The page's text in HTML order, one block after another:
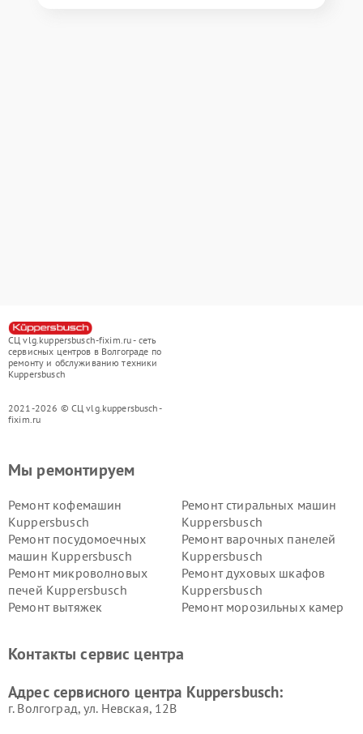
СЦ vlg.kuppersbusch-fixim.ru - сеть
сервисных центров в Волгограде по
ремонту и обслуживанию техники
Kuppersbusch
2021-2026 © СЦ vlg.kuppersbusch-
fixim.ru
Мы ремонтируем
Ремонт кофемашин
Kuppersbusch
Ремонт стиральных машин
Kuppersbusch
Ремонт посудомоечных
машин Kuppersbusch
Ремонт варочных панелей
Kuppersbusch
Ремонт микроволновых
печей Kuppersbusch
Ремонт духовых шкафов
Kuppersbusch
Ремонт вытяжек
Ремонт морозильных камер
Kuppersbusch
вакуумных упаковщиков
Ремонт сушильных машин Kuppersbusch
Контакты сервис центра
Адрес сервисного центра Kuppersbusch:
г. Волгоград, ул. Невская, 12В